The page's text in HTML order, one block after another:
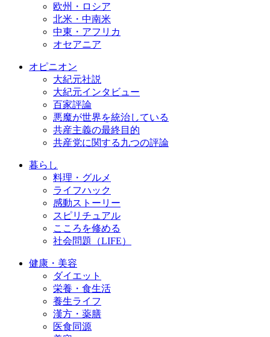
欧州・ロシア
北米・中南米
中東・アフリカ
オセアニア
オピニオン
大紀元社説
大紀元インタビュー
百家評論
悪魔が世界を統治している
共産主義の最終目的
共産党に関する九つの評論
暮らし
料理・グルメ
ライフハック
感動ストーリー
スピリチュアル
こころを修める
社会問題（LIFE）
健康・美容
ダイエット
栄養・食生活
養生ライフ
漢方・薬膳
医食同源